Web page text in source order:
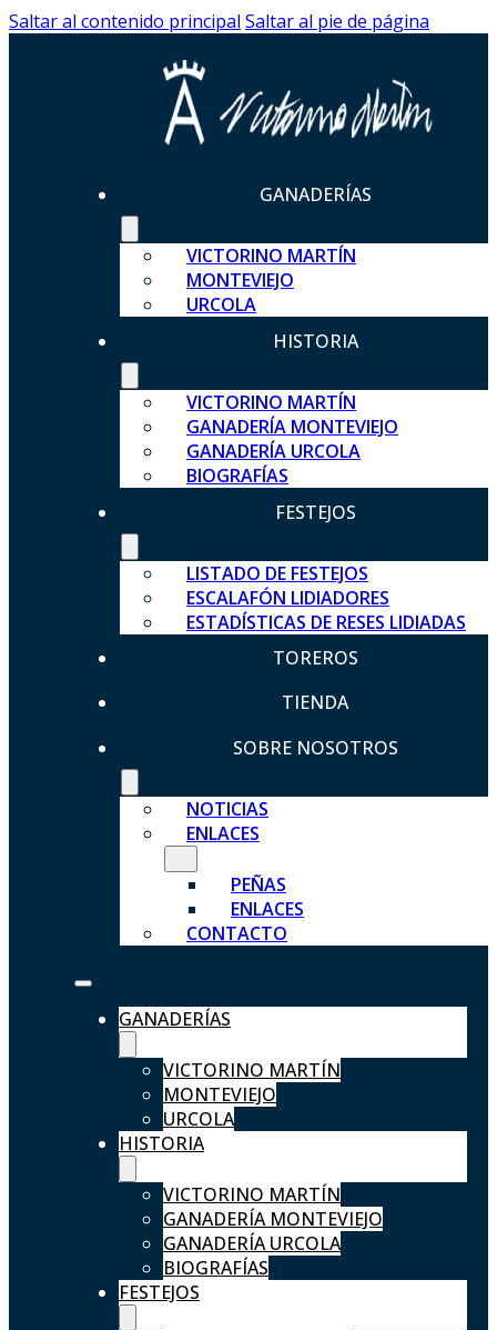
Saltar al contenido principal Saltar al pie de página
GANADERÍAS
VICTORINO MARTÍN
MONTEVIEJO
URCOLA
HISTORIA
VICTORINO MARTÍN
GANADERÍA MONTEVIEJO
GANADERÍA URCOLA
BIOGRAFÍAS
FESTEJOS
LISTADO DE FESTEJOS
ESCALAFÓN LIDIADORES
ESTADÍSTICAS DE RESES LIDIADAS
TOREROS
TIENDA
SOBRE NOSOTROS
NOTICIAS
ENLACES
PEÑAS
ENLACES
CONTACTO
GANADERÍAS
VICTORINO MARTÍN
MONTEVIEJO
URCOLA
HISTORIA
VICTORINO MARTÍN
GANADERÍA MONTEVIEJO
GANADERÍA URCOLA
BIOGRAFÍAS
FESTEJOS